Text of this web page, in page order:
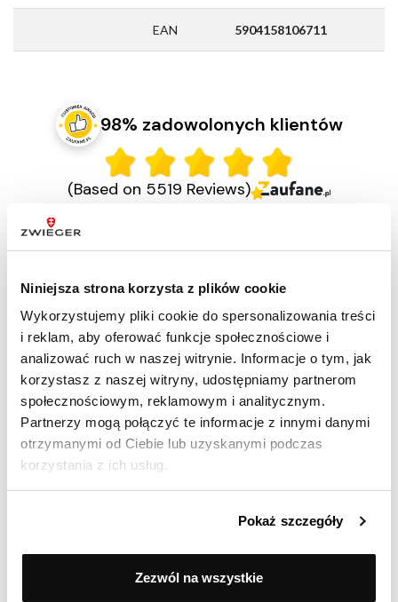
Niniejsza strona korzysta z plików cookie
Wykorzystujemy pliki cookie do spersonalizowania treści
i reklam, aby oferować funkcje społecznościowe i
analizować ruch w naszej witrynie. Informacje o tym, jak
korzystasz z naszej witryny, udostępniamy partnerom
społecznościowym, reklamowym i analitycznym.
Partnerzy mogą połączyć te informacje z innymi danymi
otrzymanymi od Ciebie lub uzyskanymi podczas
korzystania z ich usług.
Pokaż szczegóły
Zezwól na wszystkie
EAN 5904158106711
98% zadowolonych klientów
(Based on 5519 Reviews)
INNE PRODUKTY Z TEJ LINII
%